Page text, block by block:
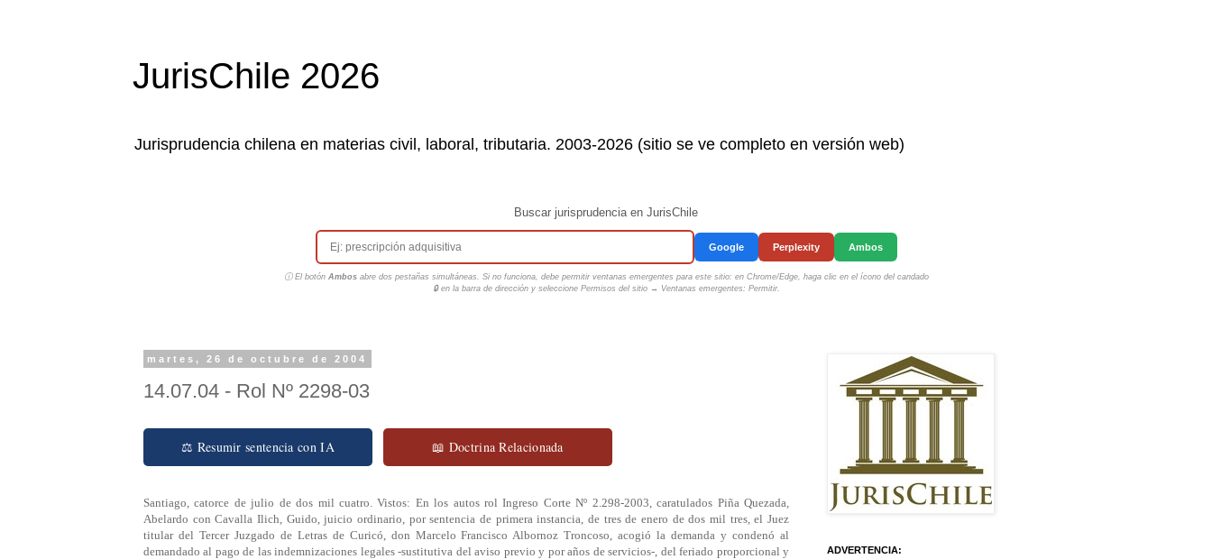
JurisChile 2026
Jurisprudencia chilena en materias civil, laboral, tributaria. 2003-2026 (sitio se ve completo en versión web)
Buscar jurisprudencia en JurisChile
Google Perplexity Ambos
ⓘ El botón Ambosabre dos pestañas simultáneas. Si no funciona, debe permitir ventanas emergentes para este sitio: en Chrome/Edge, haga clic en el ícono del candado
🔒 en la barra de dirección y seleccione Permisos del sitio → Ventanas emergentes: Permitir.
martes, 26 de octubre de 2004
14.07.04 - Rol Nº 2298-03
⚖ Resumir sentencia con IA 📖 Doctrina Relacionada
Santiago, catorce de julio de dos mil cuatro. Vistos: En los autos rol Ingreso Corte Nº 2.298-2003, caratulados Piña Quezada,
Abelardo con Cavalla Ilich, Guido, juicio ordinario, por sentencia de primera instancia, de tres de enero de dos mil tres, el Juez
titular del Tercer Juzgado de Letras de Curicó, don Marcelo Francisco Albornoz Troncoso, acogió la demanda y condenó al
demandado al pago de las indemnizaciones legales -sustitutiva del aviso previo y por años de servicios-, del feriado proporcional y
ADVERTENCIA: